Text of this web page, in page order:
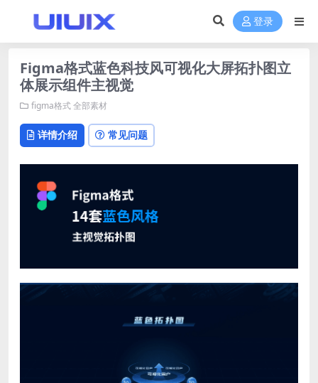
登录
Figma格式蓝色科技风可视化大屏拓扑图立
体展示组件主视觉
figma格式全部素材
详情介绍 常见问题